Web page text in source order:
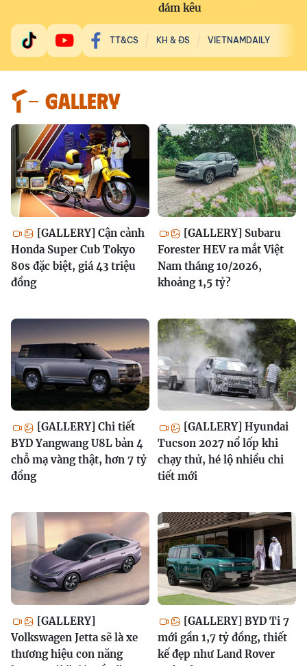
dám kêu
TT&CS KH & ĐS VIETNAMDAILY
GALLERY
[GALLERY] Cận cảnh
Honda Super Cub Tokyo
80s đặc biệt, giá 43 triệu
đồng
[GALLERY] Subaru
Forester HEV ra mắt Việt
Nam tháng 10/2026,
khoảng 1,5 tỷ?
[GALLERY] Chi tiết
BYD Yangwang U8L bản 4
chỗ mạ vàng thật, hơn 7 tỷ
đồng
[GALLERY] Hyundai
Tucson 2027 nổ lốp khi
chạy thử, hé lộ nhiều chi
tiết mới
[GALLERY]
Volkswagen Jetta sẽ là xe
thương hiệu con năng
[GALLERY] BYD Ti 7
mới gần 1,7 tỷ đồng, thiết
kế đẹp như Land Rover